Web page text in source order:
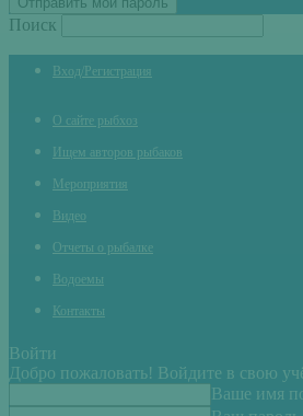
Поиск
Вход/Регистрация
О сайте рыбхоз
Ищем авторов рыбаков
Мероприятия
Видео
Отчеты о рыбалке
Водоемы
Контакты
Войти
Добро пожаловать! Войдите в свою
Ваше имя